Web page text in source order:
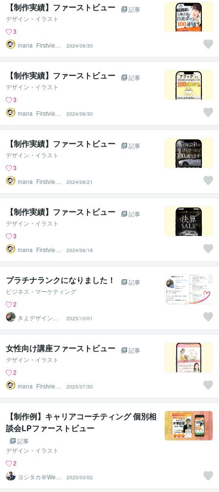
【制作実績】ファーストビュー
記事
デザイン・イラスト
3
mana_Firstview
2024/06/30
【制作実績】ファーストビュー
記事
デザイン・イラスト
3
mana_Firstview
2024/06/30
【制作実績】ファーストビュー
記事
デザイン・イラスト
3
mana_Firstview
2024/06/21
【制作実績】ファーストビュー
記事
デザイン・イラスト
3
mana_Firstview
2024/06/18
プラチナランクになりました！
記事
ビジネス・マーケティング
2
きよデザイン工
房
2025/10/01
女性向け講座ファーストビュー
記事
デザイン・イラスト
2
mana_Firstview
2025/07/30
【制作例】キャリアコーチティング 個別相
談会LPファーストビュー
記事
デザイン・イラスト
2
ヨシタカ＠Web
集客デザイナー
2025/03/02